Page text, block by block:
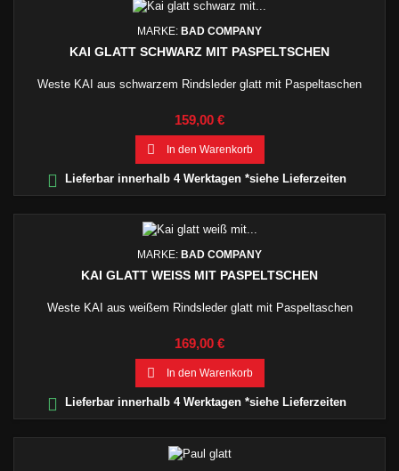
MARKE: BAD COMPANY
KAI GLATT SCHWARZ MIT PASPELTSCHEN
Weste KAI aus schwarzem Rindsleder glatt mit Paspeltaschen
Preis
159,00 €
 In den Warenkorb
 Lieferbar innerhalb 4 Werktagen *siehe Lieferzeiten
MARKE: BAD COMPANY
KAI GLATT WEISS MIT PASPELTSCHEN
Weste KAI aus weißem Rindsleder glatt mit Paspeltaschen
Preis
169,00 €
 In den Warenkorb
 Lieferbar innerhalb 4 Werktagen *siehe Lieferzeiten